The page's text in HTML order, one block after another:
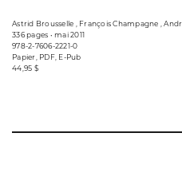
Astrid Brousselle , François Champagne ,
336 pages • mai 2011
978-2-7606-2221-0
Papier, PDF, E-Pub
44,95 $